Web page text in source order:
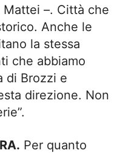
–. Città che
Anche le
la stessa
che abbiamo
di Brozzi e
direzione. Non
Per quanto